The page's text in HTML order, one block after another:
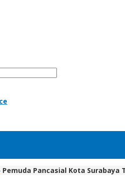
Pemuda Pancasial Kota